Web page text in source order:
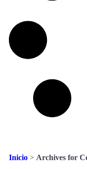
Inicio > Archives for